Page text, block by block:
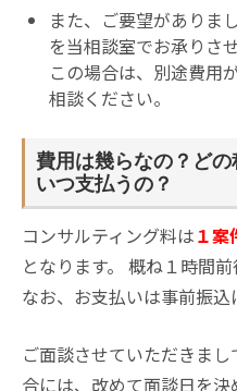
また、ご要望がありま
を当相談室でお承りさ
この場合は、別途費用
相談ください。
費用は幾らなの？ど
いつ支払うの？
コンサルティング料は１案
となります。 概ね１時間
なお、お支払いは事前振込
ご面談させていただきま
合には、改めて面談日を